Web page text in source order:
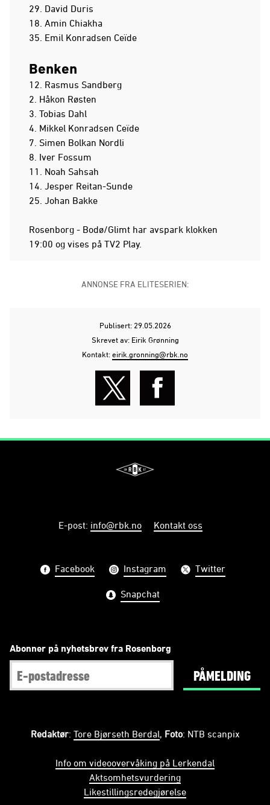
29. David Duris
18. Amin Chiakha
35. Emil Konradsen Ceïde
Benken
12. Rasmus Sandberg
2. Håkon Røsten
3. Tobias Dahl
4. Mikkel Konradsen Ceïde
7. Simen Bolkan Nordli
8. Iver Fossum
11. Noah Sahsah
14. Jesper Reitan-Sunde
25. Johan Bakke
Rosenborg - Bodø/Glimt har avspark klokken
19:00 og vises på TV2 Play.
ANNONSE FRA ELITESERIEN:
Publisert: 29.05.2026
Skrevet av: Eirik Grønning
Kontakt:eirik.gronning@rbk.no
E-post: info@rbk.no Kontakt oss
Facebook Instagram Twitter
Snapchat
Abonner på nyhetsbrev fra Rosenborg
PÅMELDING
Redaktør: Tore Bjørseth Berdal, Foto: NTB scanpix
Info om videoovervåking på Lerkendal
Aktsomhetsvurdering
Likestillingsredegjørelse